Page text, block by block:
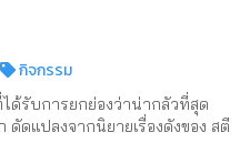
กิจกรรม
ด้รับการยกย่องว่าน่ากลัวที่สุด
ดแปลงจากนิยายเรื่องดังของ สตี